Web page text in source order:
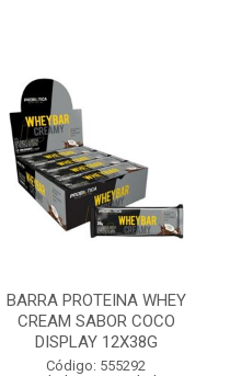
BARRA PROTEINA WHEY
CREAM SABOR COCO
DISPLAY 12X38G
Código: 555292